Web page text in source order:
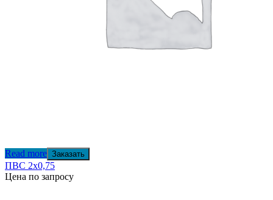
Read more Заказать
ПВС 2х0,75
Цена по запросу